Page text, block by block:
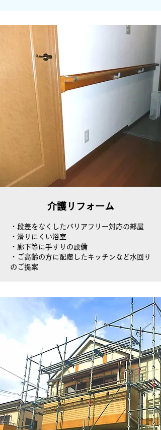
介護リフォーム
・段差をなくしたバリアフリー対応の部屋
・滑りにくい浴室
・廊下等に手すりの設備
​・ご高齢の方に配慮したキッチンなど水回り
のご提案